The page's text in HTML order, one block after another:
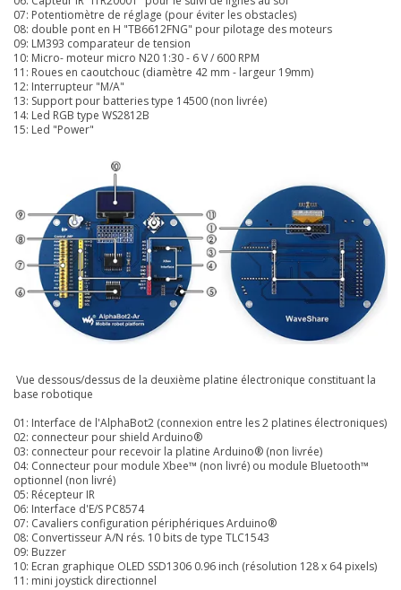
07: Potentiomètre de réglage (pour éviter les obstacles)
08: double pont en H "TB6612FNG" pour pilotage des moteurs
09: LM393 comparateur de tension
10: Micro- moteur micro N20 1:30 - 6 V / 600 RPM
11: Roues en caoutchouc (diamètre 42 mm - largeur 19mm)
12: Interrupteur "M/A"
13: Support pour batteries type 14500 (non livrée)
14: Led RGB type WS2812B
15: Led "Power"
Vue dessous/dessus de la deuxième platine électronique constituant la
base robotique
01: Interface de l'AlphaBot2 (connexion entre les 2 platines électroniques)
02: connecteur pour shield Arduino®
03: connecteur pour recevoir la platine Arduino® (non livrée)
04: Connecteur pour module Xbee™ (non livré) ou module Bluetooth™
optionnel (non livré)
05: Récepteur IR
06: Interface d'E/S PC8574
07: Cavaliers configuration périphériques Arduino®
08: Convertisseur A/N rés. 10 bits de type TLC1543
09: Buzzer
10: Ecran graphique OLED SSD1306 0.96 inch (résolution 128 x 64 pixels)
11: mini joystick directionnel